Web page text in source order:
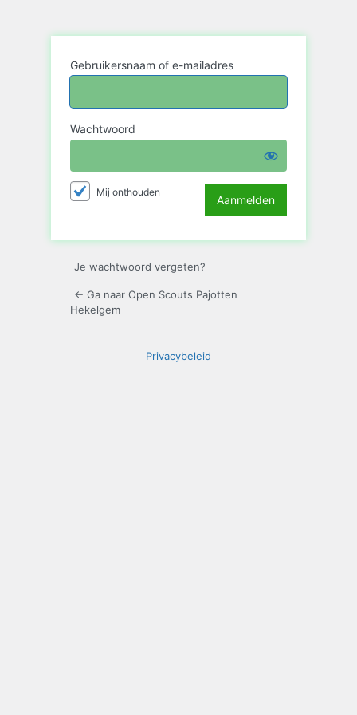
Gebruikersnaam of e-mailadres
Wachtwoord
Mij onthouden
Je wachtwoord vergeten?
← Ga naar Open Scouts Pajotten
Hekelgem
Privacybeleid